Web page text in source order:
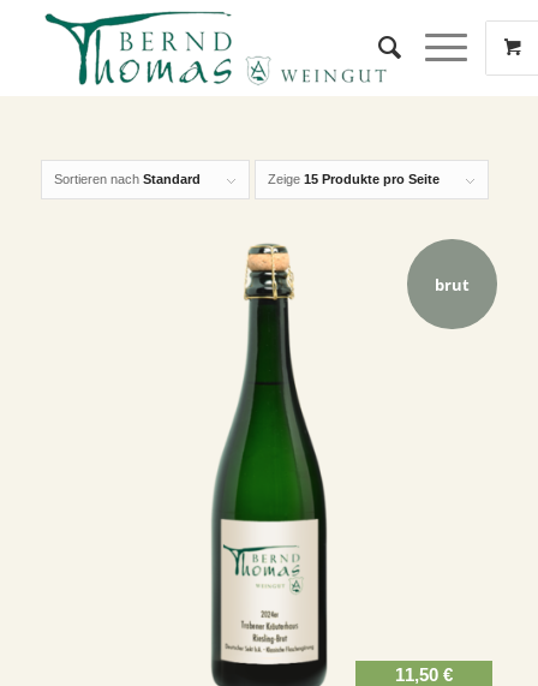
Sortieren nach Standard Zeige 15 Produkte pro Seite
brut
11,50€